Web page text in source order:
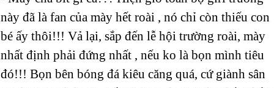
này đã là fan của mày hết roài , nó chỉ còn thiếu con
bé ấy thôi!!! Vả lại, sắp đến lễ hội trường roài, mày
nhất định phải đứng nhất , nếu ko là bọn mình tiêu
đó!!! Bọn bên bóng đá kiêu căng quá, cứ giành sân